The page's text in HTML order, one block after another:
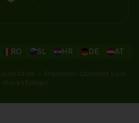
RO SL HR DE AT